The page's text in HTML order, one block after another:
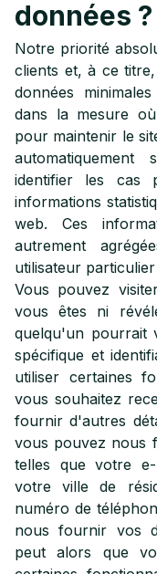
données ?
Notre priorité
clients et, à ce
données
dans la mesure
pour maintenir le
automatiquement
identifier les cas
informations
web. Ces
autrement
utilisateur
Vous pouvez
vous êtes ni
quelqu'un pourrait
spécifique et
utiliser certaines
vous souhaitez
fournir d'autres
vous pouvez nous
telles que votre
votre ville de
numéro de
nous fournir vos
peut alors que